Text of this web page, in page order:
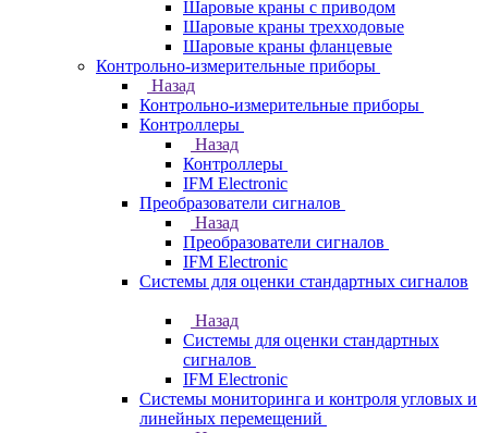
Шаровые краны с приводом
Шаровые краны трехходовые
Шаровые краны фланцевые
Контрольно-измерительные приборы
Назад
Контрольно-измерительные приборы
Контроллеры
Назад
Контроллеры
IFM Electronic
Преобразователи сигналов
Назад
Преобразователи сигналов
IFM Electronic
Системы для оценки стандартных сигналов
Назад
Системы для оценки стандартных
сигналов
IFM Electronic
Системы мониторинга и контроля угловых и
линейных перемещений